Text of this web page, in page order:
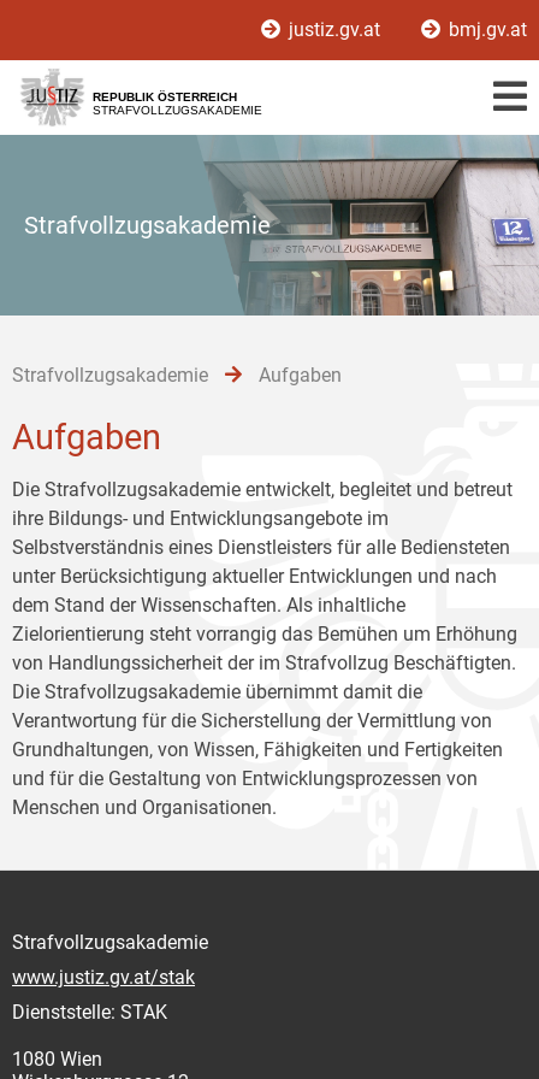
[1]
[2]
[3]
justiz.gv.at bmj.gv.at
REPUBLIK ÖSTERREICH
STRAFVOLLZUGSAKADEMIE
Strafvollzugsakademie
Strafvollzugsakademie Aufgaben
Aufgaben
Die Strafvollzugsakademie entwickelt, begleitet und betreut
ihre Bildungs- und Entwicklungsangebote im
Selbstverständnis eines Dienstleisters für alle Bediensteten
unter Berücksichtigung aktueller Entwicklungen und nach
dem Stand der Wissenschaften. Als inhaltliche
Zielorientierung steht vorrangig das Bemühen um Erhöhung
von Handlungssicherheit der im Strafvollzug Beschäftigten.
Die Strafvollzugsakademie übernimmt damit die
Verantwortung für die Sicherstellung der Vermittlung von
Grundhaltungen, von Wissen, Fähigkeiten und Fertigkeiten
und für die Gestaltung von Entwicklungsprozessen von
Menschen und Organisationen.
Strafvollzugsakademie
www.justiz.gv.at/stak
Dienststelle: STAK
1080 Wien